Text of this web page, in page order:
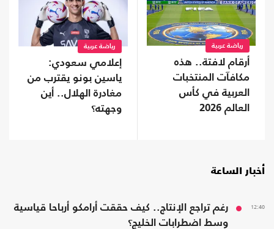
رياضة عربية
أرقام لافتة.. هذه
مكافآت المنتخبات
العربية في كأس
العالم 2026
رياضة عربية
إعلامي سعودي:
ياسين بونو يقترب من
مغادرة الهلال.. أين
وجهته؟
أخبار الساعة
12:40
رغم تراجع الإنتاج.. كيف حققت أرامكو أرباحا قياسية
وسط اضطرابات الخليج؟